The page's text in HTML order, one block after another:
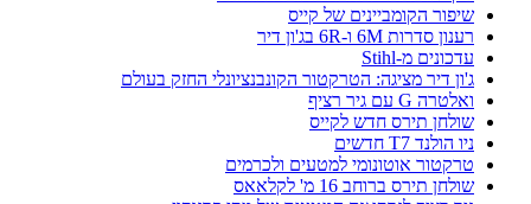
שיפור הקומביינים של קייס
רענון סדרות 6M ו-6R בג'ון דיר
עדכונים מ-Stihl
ג'ון דיר מציגה: הטרקטור הקונבנציונלי החזק בעולם
ואלטרה G עם גיר רציף
שולחן תירס חדש לקייס
ניו הולנד T7 חדשים
טרקטור אוטונומי למטעים ולכרמים
שולחן תירס ברוחב 16 מ' לקלאאס